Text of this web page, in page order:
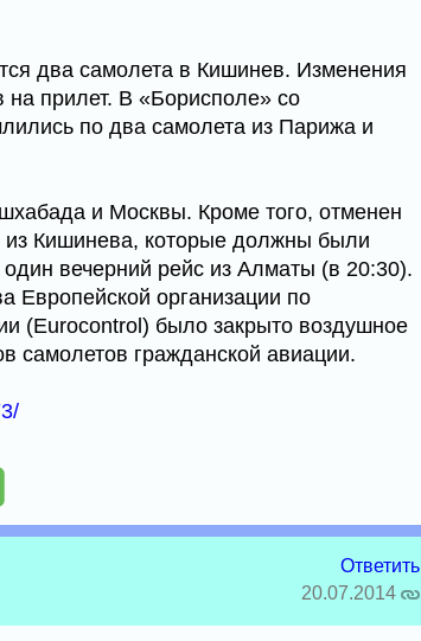
два самолета в Кишинев. Изменения
прилет. В «Борисполе» со
по два самолета из Парижа и
и Москвы. Кроме того, отменен
из Кишинева, которые должны были
вечерний рейс из Алматы (в 20:30).
Европейской организации по
(Eurocontrol) было закрыто воздушное
самолетов гражданской авиации.
Ответить
20.07.2014